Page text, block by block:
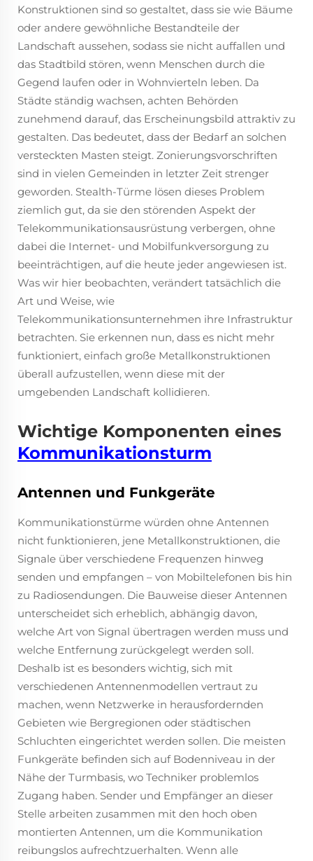
Konstruktionen sind so gestaltet, dass sie wie Bäume
oder andere gewöhnliche Bestandteile der
Landschaft aussehen, sodass sie nicht auffallen und
das Stadtbild stören, wenn Menschen durch die
Gegend laufen oder in Wohnvierteln leben. Da
Städte ständig wachsen, achten Behörden
zunehmend darauf, das Erscheinungsbild attraktiv zu
gestalten. Das bedeutet, dass der Bedarf an solchen
versteckten Masten steigt. Zonierungsvorschriften
sind in vielen Gemeinden in letzter Zeit strenger
geworden. Stealth-Türme lösen dieses Problem
ziemlich gut, da sie den störenden Aspekt der
Telekommunikationsausrüstung verbergen, ohne
dabei die Internet- und Mobilfunkversorgung zu
beeinträchtigen, auf die heute jeder angewiesen ist.
Was wir hier beobachten, verändert tatsächlich die
Art und Weise, wie
Telekommunikationsunternehmen ihre Infrastruktur
betrachten. Sie erkennen nun, dass es nicht mehr
funktioniert, einfach große Metallkonstruktionen
überall aufzustellen, wenn diese mit der
umgebenden Landschaft kollidieren.
Wichtige Komponenten eines
Kommunikationsturm
Antennen und Funkgeräte
Kommunikationstürme würden ohne Antennen
nicht funktionieren, jene Metallkonstruktionen, die
Signale über verschiedene Frequenzen hinweg
senden und empfangen – von Mobiltelefonen bis hin
zu Radiosendungen. Die Bauweise dieser Antennen
unterscheidet sich erheblich, abhängig davon,
welche Art von Signal übertragen werden muss und
welche Entfernung zurückgelegt werden soll.
Deshalb ist es besonders wichtig, sich mit
verschiedenen Antennenmodellen vertraut zu
machen, wenn Netzwerke in herausfordernden
Gebieten wie Bergregionen oder städtischen
Schluchten eingerichtet werden sollen. Die meisten
Funkgeräte befinden sich auf Bodenniveau in der
Nähe der Turmbasis, wo Techniker problemlos
Zugang haben. Sender und Empfänger an dieser
Stelle arbeiten zusammen mit den hoch oben
montierten Antennen, um die Kommunikation
reibungslos aufrechtzuerhalten. Wenn alle